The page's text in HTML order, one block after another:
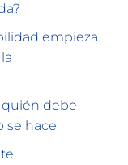
empieza
quién debe
se hace